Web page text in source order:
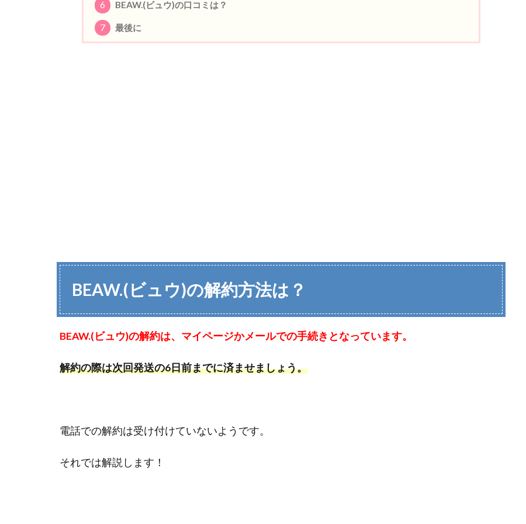
6 BEAW.(ビュウ)の口コミは？
7 最後に
BEAW.(ビュウ)の解約方法は？
BEAW.(ビュウ)の解約は、マイページかメールでの手続きとなっています。
解約の際は次回発送の6日前までに済ませましょう。
電話での解約は受け付けていないようです。
それでは解説します！